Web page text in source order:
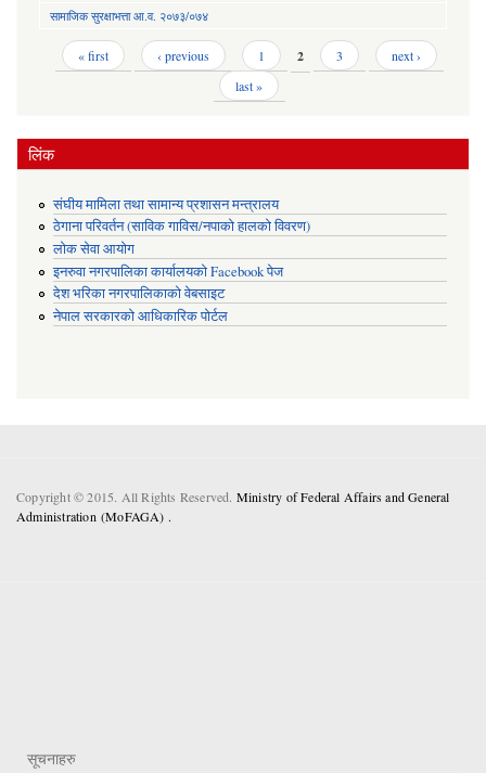
सामाजिक सुरक्षाभत्ता आ.व. २०७३/०७४
Pages« first ‹ previous 1 2 3
next ›
last »
लिंक
संघीय मामिला तथा सामान्य प्रशासन मन्त्रालय
ठेगाना परिवर्तन (साविक गाविस/नपाको हालको विवरण)
लोक सेवा आयोग
इनरुवा नगरपालिका कार्यालयको Facebook पेज
देश भरिका नगरपालिकाको वेबसाइट
नेपाल सरकारको आधिकारिक पोर्टल
Copyright © 2015. All Rights Reserved. Ministry of Federal Affairs and General
Administration (MoFAGA) .
सूचनाहरु